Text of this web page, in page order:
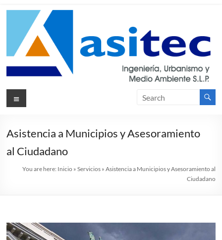
Skip
Asitec
Urbanismos
Ambiente
Menu
Asistencia a Municipios y Asesoramiento
al Ciudadano
You are here: Inicio » Servicios» Asistencia a Municipios y Asesoramiento al
Ciudadano